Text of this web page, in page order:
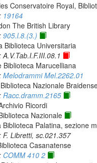
Conservatoire Royal,
19164
The British Library
905.l.8.(3.)
Biblioteca Universitaria
Biblioteca Marucelliana
Melodrammi Mel.2262.01
Nazionale
Racc.dramm.2165
Ricordi
Nazionale
Biblioteca Palatina, sezione
F. Libretti, sc.021.357
Casanatense
COMM 410 2